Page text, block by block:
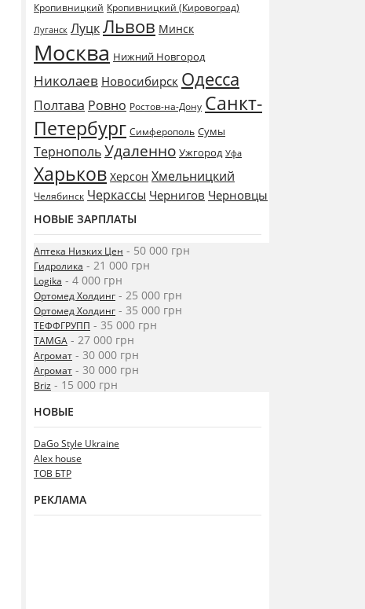
Кропивницкий Кропивницкий (Кировоград)
Луганск ЛуцкЛьвов Минск
Москва Нижний Новгород
Николаев Новосибирск Одесса
Полтава Ровно Ростов-на-Дону Санкт-
Петербург Симферополь Сумы
ТернопольУдаленно Ужгород Уфа
Харьков Херсон Хмельницкий
Челябинск Черкассы Чернигов Черновцы
НОВЫЕ ЗАРПЛАТЫ
Аптека Низких Цен - 50 000 грн
Гидролика - 21 000 грн
Logika - 4 000 грн
Ортомед Холдинг - 25 000 грн
Ортомед Холдинг - 35 000 грн
ТЕФФГРУПП - 35 000 грн
TAMGA - 27 000 грн
Агромат - 30 000 грн
Агромат - 30 000 грн
Briz - 15 000 грн
НОВЫЕ
DaGo Style Ukraine
Alex house
ТОВ БТР
РЕКЛАМА